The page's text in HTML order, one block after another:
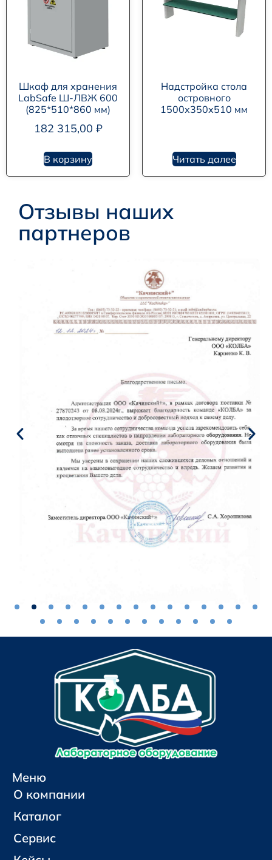
Шкаф для хранения
LabSafe Ш-ЛВЖ 600
(825*510*860 мм)
182 315,00 ₽
В корзину
Надстройка стола
островного
1500х350х510 мм
Читать далее
Отзывы наших
партнеров
Меню
О компании
Каталог
Сервис